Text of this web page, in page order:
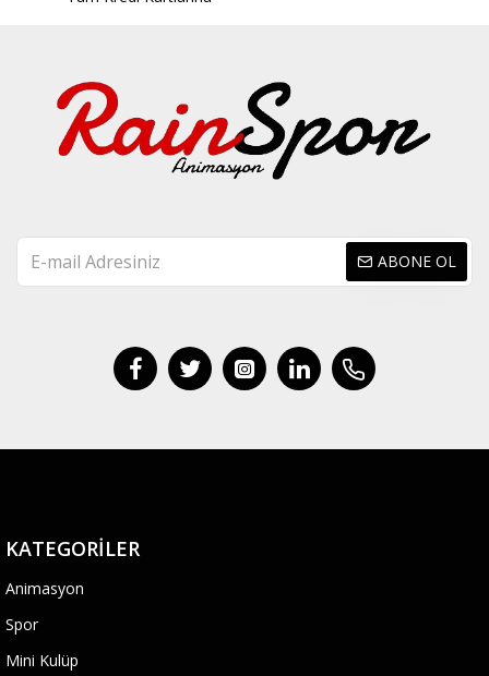
ABONE OL
KATEGORILER
Animasyon
Spor
Mini Kulüp